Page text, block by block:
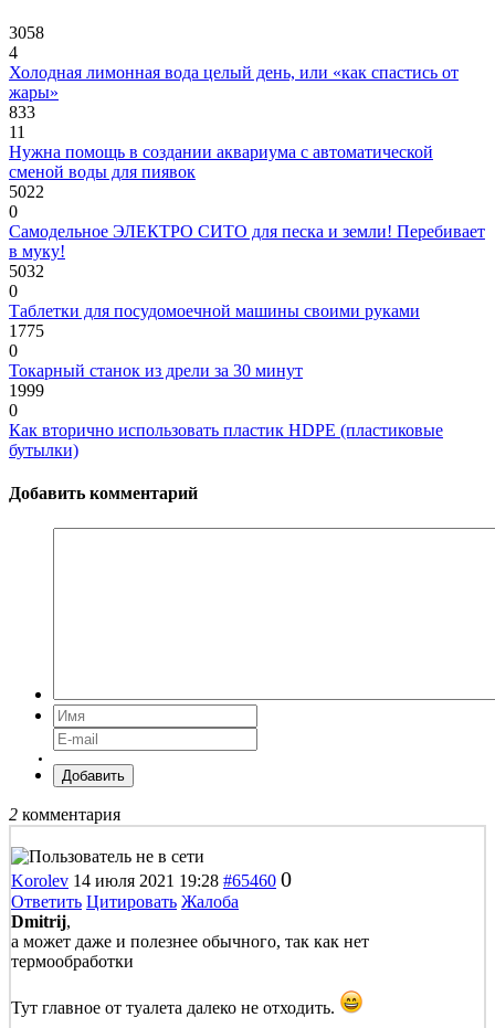
3058
4
Холодная лимонная вода целый день, или «как спастись от
жары»
833
11
Нужна помощь в создании аквариума с автоматической
сменой воды для пиявок
5022
0
Самодельное ЭЛЕКТРО СИТО для песка и земли! Перебивает
в муку!
5032
0
Таблетки для посудомоечной машины своими руками
1775
0
Токарный станок из дрели за 30 минут
1999
0
Как вторично использовать пластик HDPE (пластиковые
бутылки)
Добавить комментарий
Добавить
2 комментария
Korolev 14 июля 2021 19:28 #65460 0
Ответить Цитировать Жалоба
Dmitrij,
а может даже и полезнее обычного, так как нет
термообработки
Тут главное от туалета далеко не отходить.